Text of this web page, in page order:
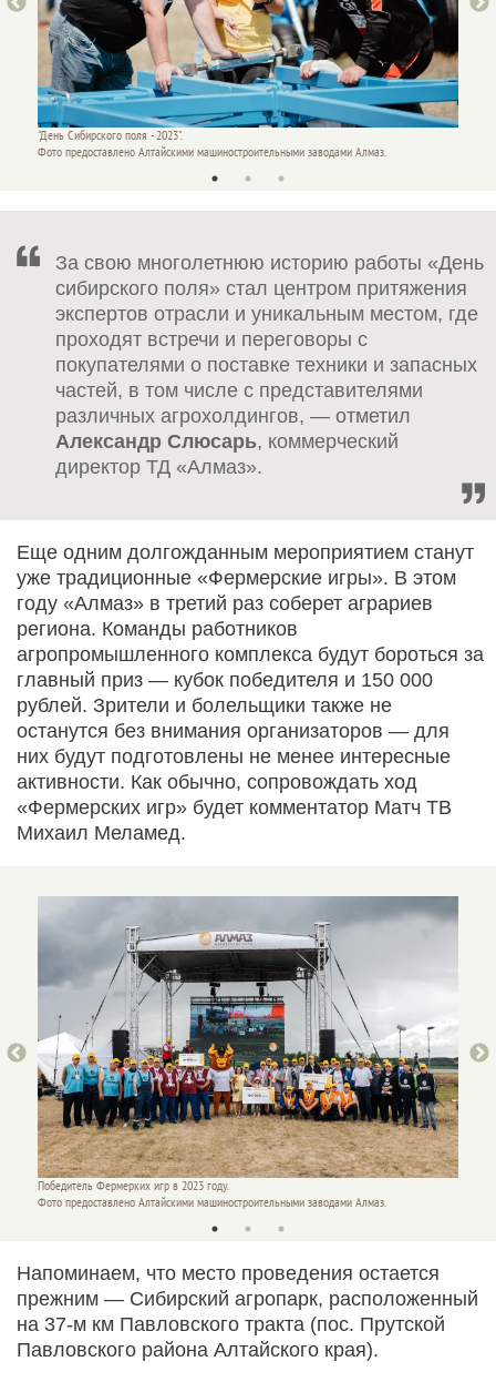
"День Сибирского поля - 2023".
Фото предоставлено Алтайскими машиностроительными заводами Алмаз.
За свою многолетнюю историю работы «День
сибирского поля» стал центром притяжения
экспертов отрасли и уникальным местом, где
проходят встречи и переговоры с
покупателями о поставке техники и запасных
частей, в том числе с представителями
различных агрохолдингов, — отметил
Александр Слюсарь, коммерческий
директор ТД «Алмаз».
Еще одним долгожданным мероприятием станут
уже традиционные «Фермерские игры». В этом
году «Алмаз» в третий раз соберет аграриев
региона. Команды работников
агропромышленного комплекса будут бороться за
главный приз — кубок победителя и 150 000
рублей. Зрители и болельщики также не
останутся без внимания организаторов — для
них будут подготовлены не менее интересные
активности. Как обычно, сопровождать ход
«Фермерских игр» будет комментатор Матч ТВ
Михаил Меламед.
Победитель Фермерких игр в 2023 году.
Фото предоставлено Алтайскими машиностроительными заводами Алмаз.
Напоминаем, что место проведения остается
прежним — Сибирский агропарк, расположенный
на 37-м км Павловского тракта (пос. Прутской
Павловского района Алтайского края).